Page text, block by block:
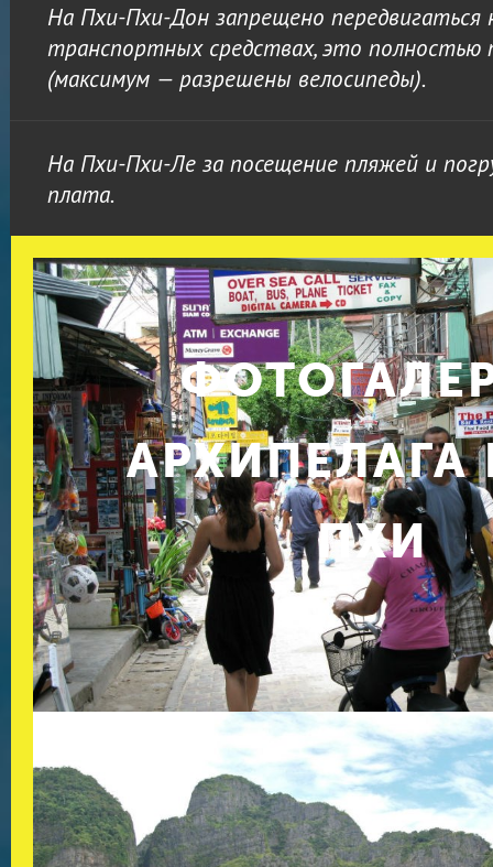
На Пхи-Пхи-Дон запрещено передвигаться
транспортных средствах, это полностью
(максимум — разрешены велосипеды).
На Пхи-Пхи-Ле за посещение пляжей и
плата.
АРХИПЕЛАГА
ПХИ